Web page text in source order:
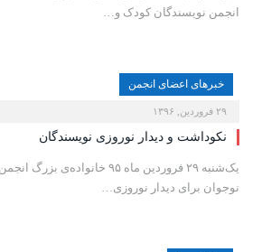
انجمن نویسندگان کودک و…
خبرهای اعضای انجمن
۲۹ فروردین, ۱۳۹۶
نکوداشت و دیدار نوروزی نویسندگان
یک‌شنبه ۲۹ فروردین‌ ماه ۹۵
نوجوان برای دیدار نوروزی…